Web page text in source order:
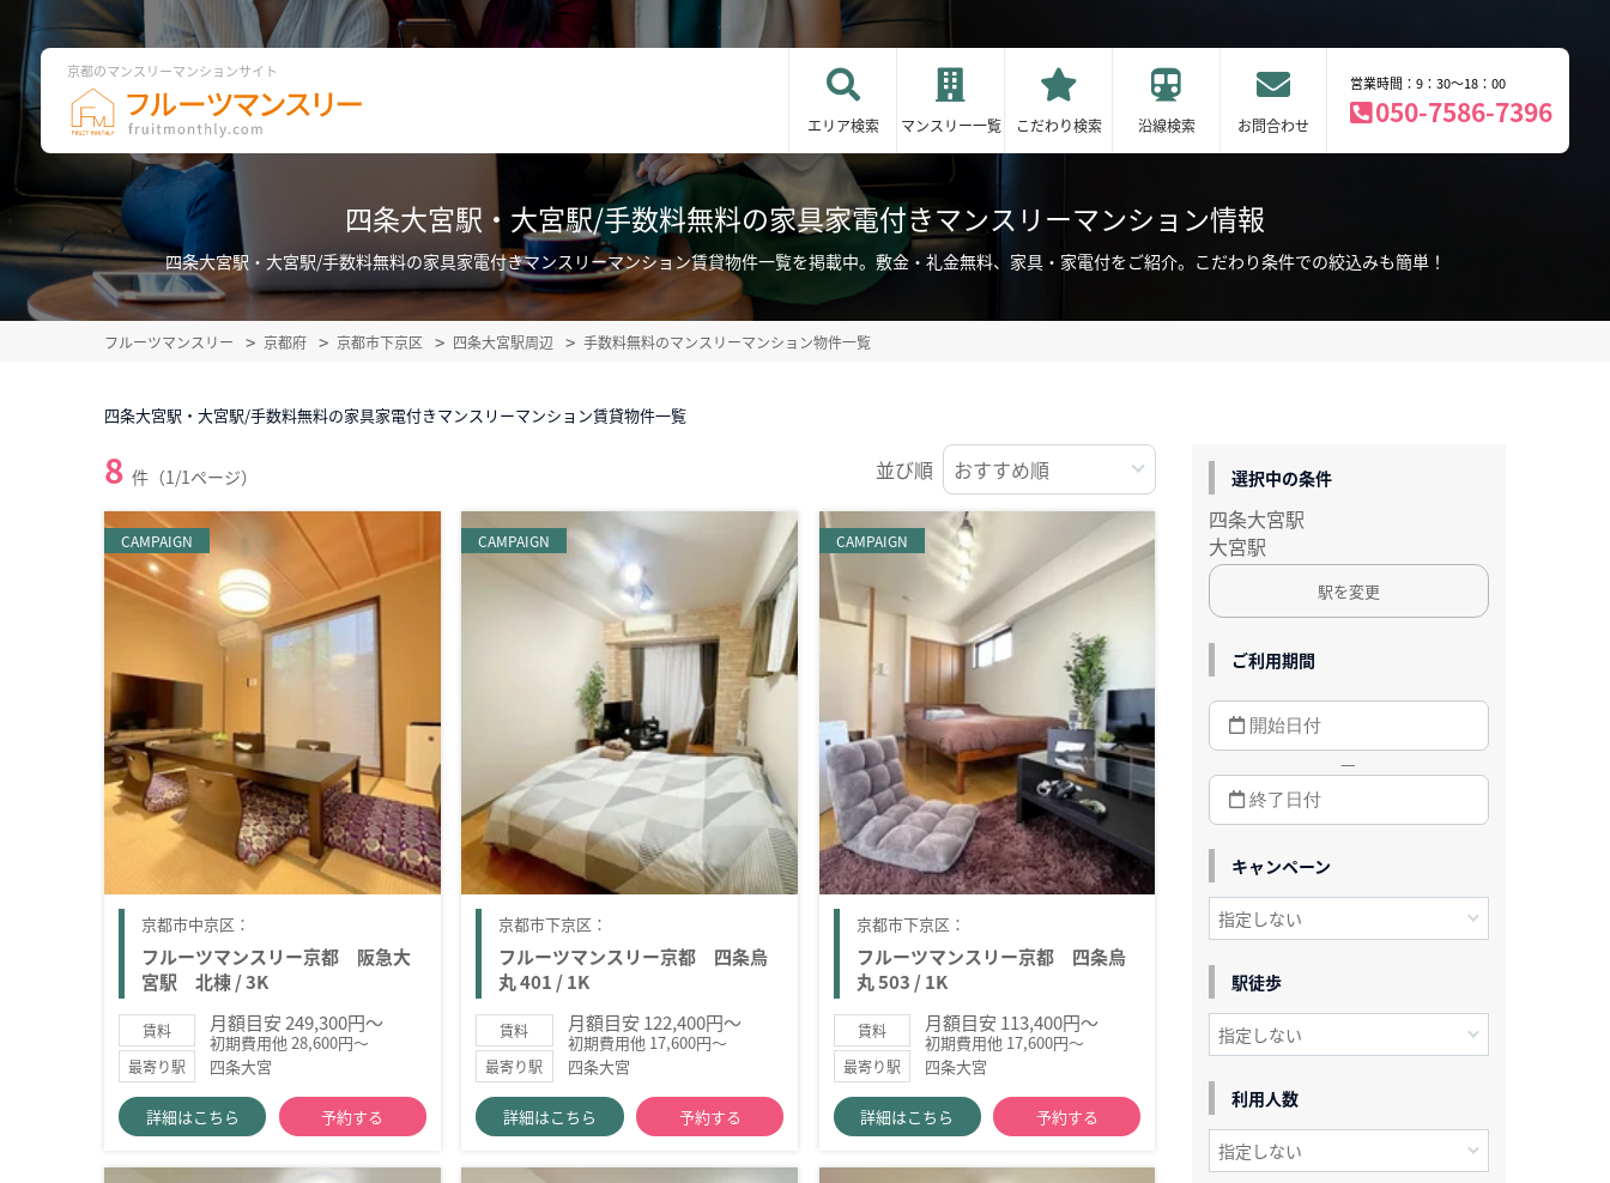
京都のマンスリーマンションサイト
エリア検索 マンスリー一覧 こだわり検索 沿線検索 お問合わせ
営業時間：9：30～18：00
050-7586-7396
四条大宮駅・大宮駅/手数料無料の家具家電付きマンスリーマンション情報
四条大宮駅・大宮駅/手数料無料の家具家電付きマンスリーマンション賃貸物件一覧を掲載中。敷金・礼金無料、家具・家電付をご紹介。こだわり条件での絞込みも簡単！
フルーツマンスリー 京都府 京都市下京区 四条大宮駅周辺 手数料無料のマンスリーマンション物件一覧
四条大宮駅・大宮駅/手数料無料の家具家電付きマンスリーマンション賃貸物件一覧
8 件（1/1ページ） 並び順
CAMPAIGN
京都市中京区：
フルーツマンスリー京都 阪急大
宮駅 北棟 / 3K
賃料 月額目安 249,300円～
初期費用他 28,600円～
最寄り駅 四条大宮
詳細はこちら 予約する
CAMPAIGN
京都市下京区：
フルーツマンスリー京都 四条烏
丸 401 / 1K
賃料 月額目安 122,400円～
初期費用他 17,600円～
最寄り駅 四条大宮
詳細はこちら 予約する
CAMPAIGN
京都市下京区：
フルーツマンスリー京都 四条烏
丸 503 / 1K
賃料 月額目安 113,400円～
初期費用他 17,600円～
最寄り駅 四条大宮
詳細はこちら 予約する
選択中の条件
四条大宮駅
大宮駅
駅を変更
ご利用期間
—
キャンペーン
駅徒歩
利用人数